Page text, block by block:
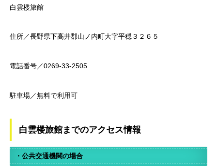
白雲楼旅館
住所／長野県下高井郡山ノ内町大字平穏３２６５
電話番号／0269-33-2505
駐車場／無料で利用可
白雲楼旅館までのアクセス情報
・公共交通機関の場合